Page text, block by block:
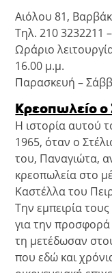
Αιόλου 81,
Τηλ. 210 3232211
Ωράριο
16.00 μ.μ.
Παρασκευή –
Κρεοπωλείο ο
Η ιστορία αυτού
1965, όταν ο
του, Παναγιώτα,
κρεοπωλεία στο
Καστέλλα του
Την εμπειρία
για την προσφορά
τη μετέδωσαν
που εδώ και